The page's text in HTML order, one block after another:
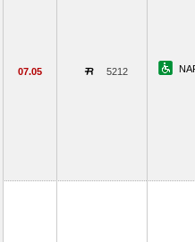
07.05 5212